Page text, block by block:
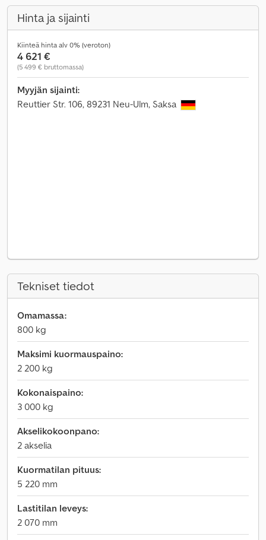
Hinta ja sijainti
Kiinteä hinta alv 0% (veroton)
4 621 €
(5 499 € bruttomassa)
Myyjän sijainti:
Reuttier Str. 106, 89231 Neu-Ulm, Saksa
Tekniset tiedot
Omamassa:
800 kg
Maksimi kuormauspaino:
2 200 kg
Kokonaispaino:
3 000 kg
Akselikokoonpano:
2 akselia
Kuormatilan pituus:
5 220 mm
Lastitilan leveys:
2 070 mm